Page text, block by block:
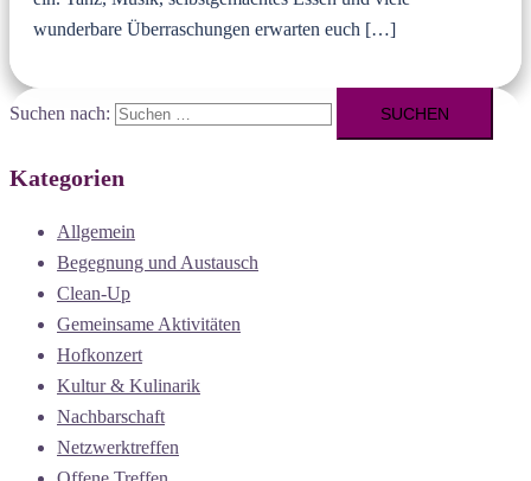
wunderbare Überraschungen erwarten euch […]
Suchen nach:
Kategorien
Allgemein
Begegnung und Austausch
Clean-Up
Gemeinsame Aktivitäten
Hofkonzert
Kultur & Kulinarik
Nachbarschaft
Netzwerktreffen